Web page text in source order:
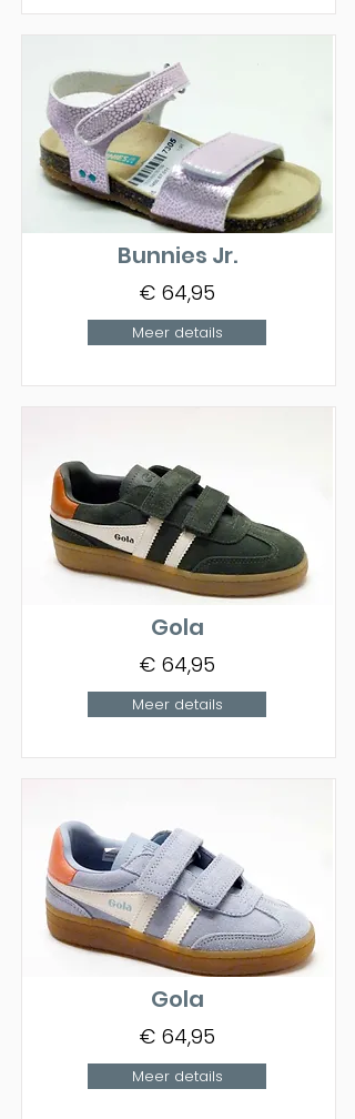
Bunnies Jr.
€ 64,95
Meer details
Gola
€ 64,95
Meer details
Gola
€ 64,95
Meer details